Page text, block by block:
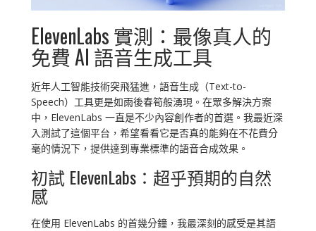
ElevenLabs 實測：最像真人的
免費 AI 語音生成工具
近年人工智能技術突飛猛進，語音生成（Text-to-
Speech）工具更是如雨後春筍般湧現。在眾多解決方案
中，ElevenLabs 一直是不少內容創作者的首選。我最近深
入測試了這個平台，希望看看它是否真的能夠在不花費分
毫的情況下，提供達到專業標準的語音合成效果。
初試 ElevenLabs：超乎預期的自然
感
在使用 ElevenLabs 的首幾分鐘，我最深刻的感受是其語